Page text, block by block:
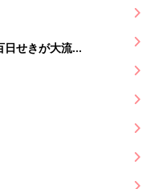
せきが大流行
効かない「耐